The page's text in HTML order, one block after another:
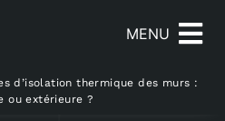
MENU
d’isolation thermique des murs :
ou extérieure ?